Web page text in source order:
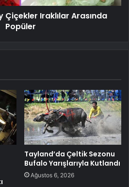
Çiçekler Iraklılar Arasında
Popüler
Tayland’da Çeltik Sezonu
Bufalo Yarışlarıyla Kutlandı
Ağustos 6, 2026